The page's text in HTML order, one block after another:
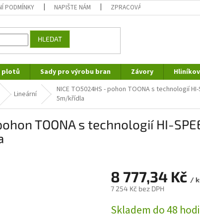
PODMÍNKY NAPIŠTE NÁM ZPRACOVÁNÍ OSOBNÍCH ÚDAJŮ
HLEDAT
plotů Sady pro výrobu bran Závory
Lineární
NICE TO5024HS - pohon TOONA s technologií
5m/křídla
TOONA s technologií HI-
8 777,34 Kč /
7 254 Kč bez DPH
cena:
Skladem do 48